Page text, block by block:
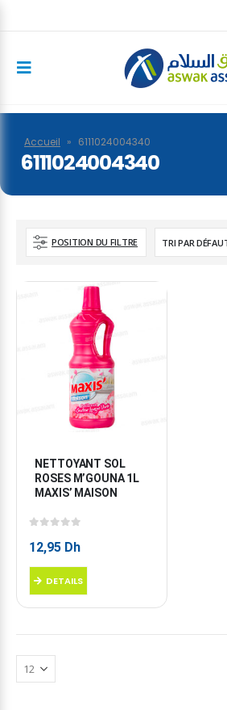
Accueil » 6111024004340
6111024004340
POSITION DU FILTRE
NETTOYANT SOL
ROSES M’GOUNA 1L
MAXIS’ MAISON
12,95 Dh
DETAILS